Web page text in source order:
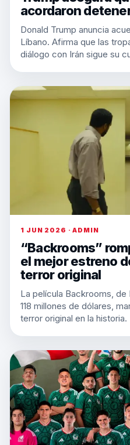
acordaron
Donald Trump anuncia
Líbano. Afirma que las
diálogo con Irán sigue su
1 JUN 2026 · ADMIN
“Backrooms”
el mejor estreno
terror original
La película Backrooms,
118 millones de dólares,
terror original en la historia.